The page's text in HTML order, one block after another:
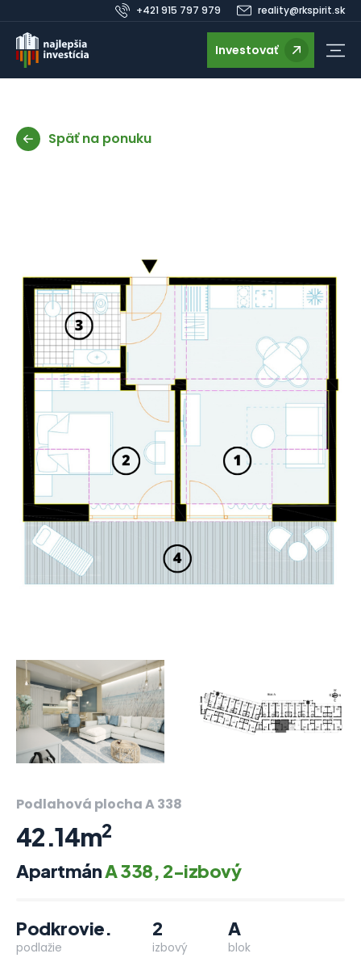
+421 915 797 979 reality@rkspirit.sk
Investovať
Späť na ponuku
Podlahová plocha A 338
42.14m2
ApartmánA 338, 2-izbový
Podkrovie.
podlažie
2
izbový
A
blok